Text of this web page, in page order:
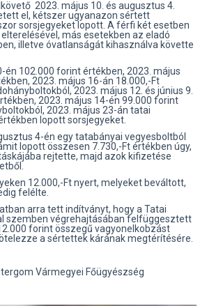
2023. május 10. és augusztus 4.
el, kétszer ugyanazon sértett
sorsjegyeket lopott. A férfi két esetben
más esetekben az eladó
illetve óvatlanságát kihasználva követte
én 102.000 forint értékben, 2023. május
2023. május 16-án 18.000,-Ft
2023. május 12. és június 9.
2023. május 14-én 99.000 forint
2023. május 23-án tatai
lopott sorsjegyeket.
4-én egy tatabányai vegyesboltból
lopott összesen 7.730,-Ft értékben úgy,
rejtette, majd azok kifizetése
12.000,-Ft nyert, melyeket beváltott,
felélte.
arra tett indítványt, hogy a Tatai
szemben végrehajtásában felfüggesztett
forint összegű vagyonelkobzást
a sértettek kárának megtérítésére.
Vármegyei Főügyészség